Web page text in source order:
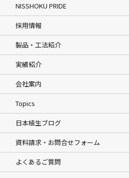
NISSHOKU PRIDE
採用情報
製品・工法紹介
実績紹介
会社案内
Topics
日本植生ブログ
資料請求・お問合せフォーム
よくあるご質問